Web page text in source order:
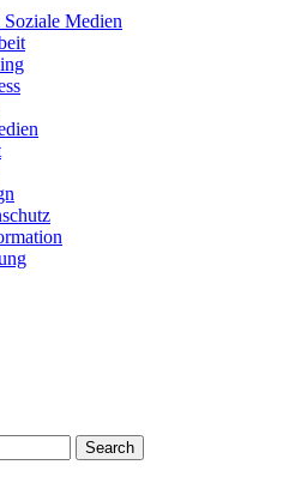
Medien
Search